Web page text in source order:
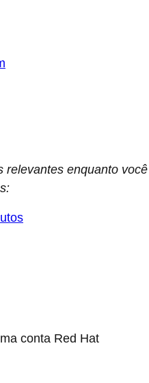
relevantes enquanto você
conta Red Hat